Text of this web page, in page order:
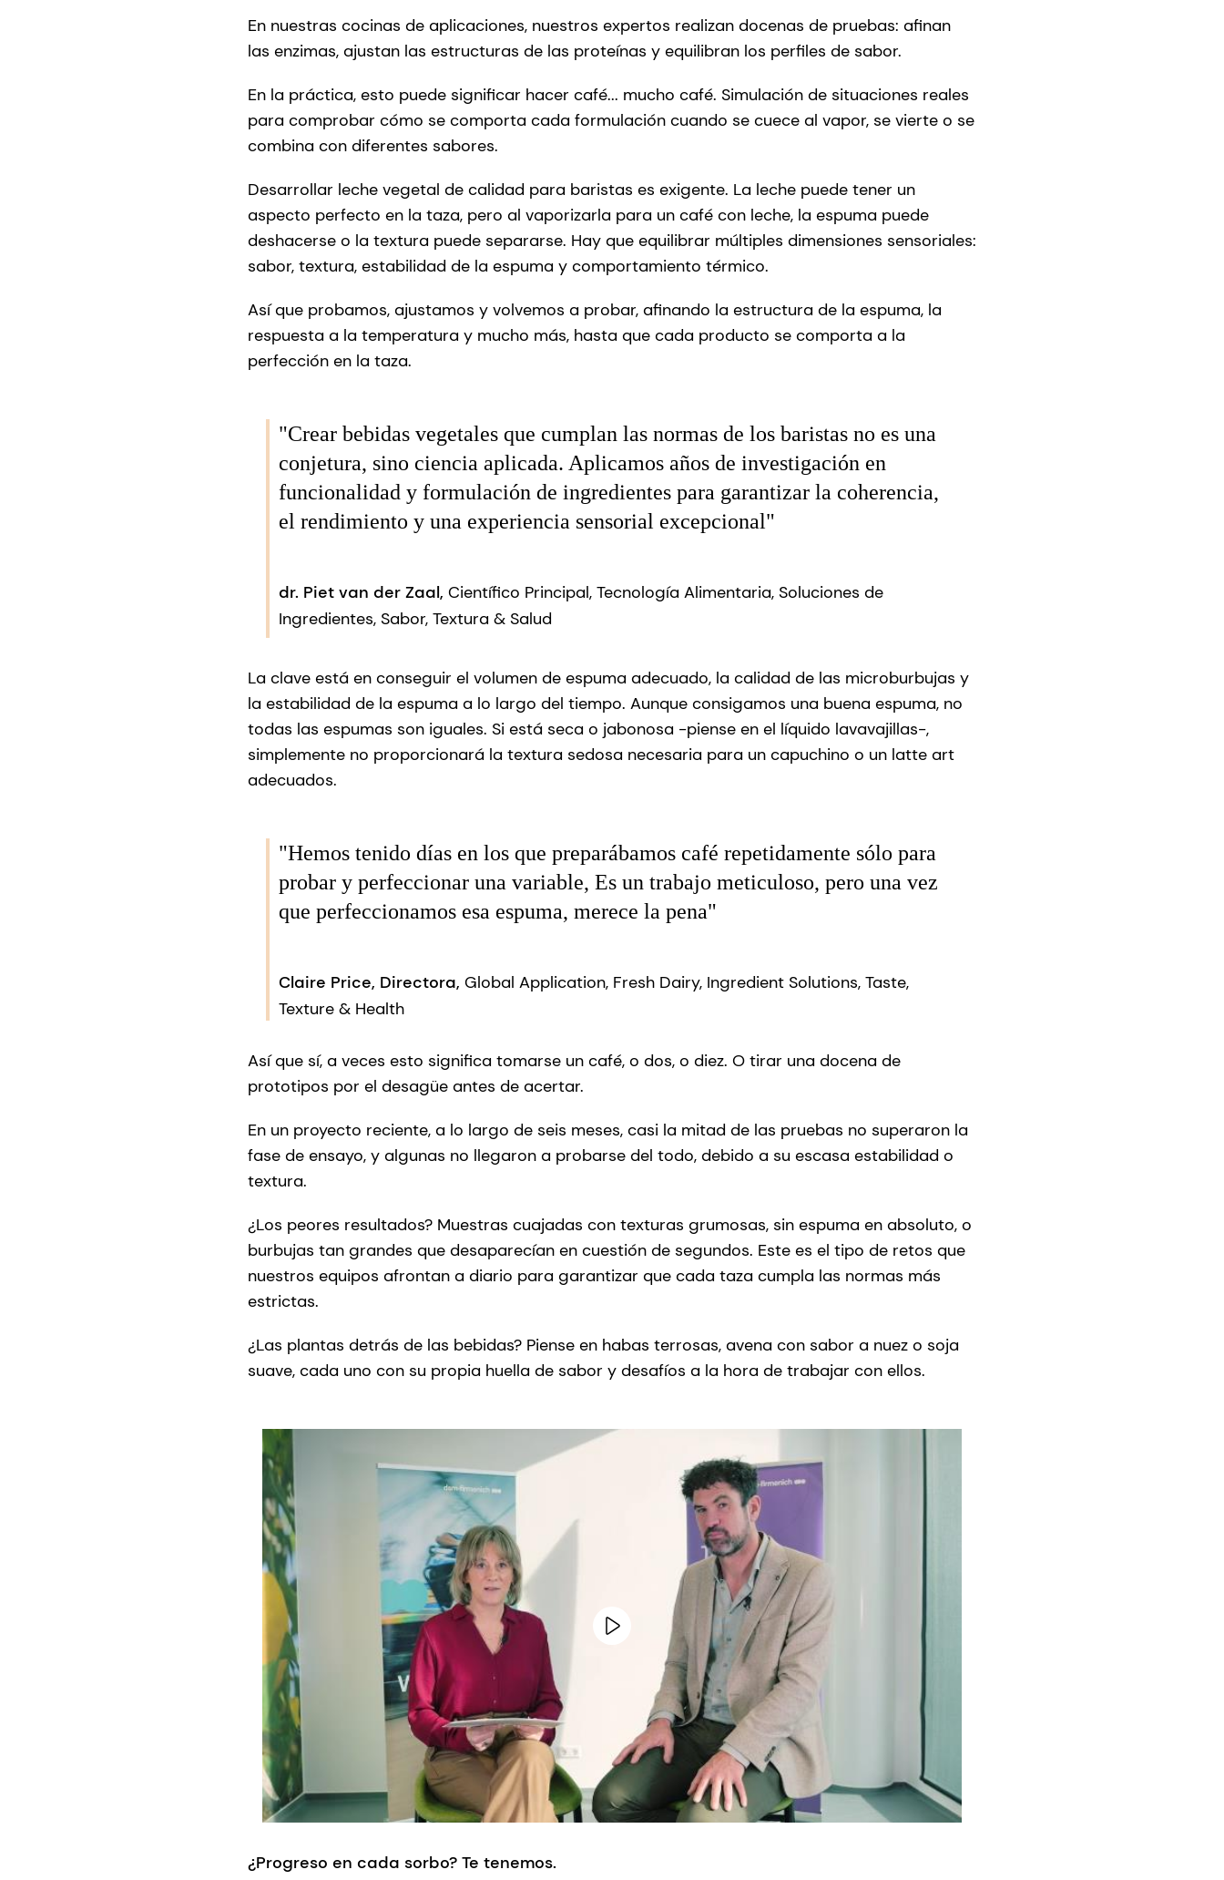
En nuestras cocinas de aplicaciones, nuestros expertos realizan docenas de pruebas: afinan
las enzimas, ajustan las estructuras de las proteínas y equilibran los perfiles de sabor.
En la práctica, esto puede significar hacer café... mucho café. Simulación de situaciones reales
para comprobar cómo se comporta cada formulación cuando se cuece al vapor, se vierte o se
combina con diferentes sabores.
Desarrollar leche vegetal de calidad para baristas es exigente. La leche puede tener un
aspecto perfecto en la taza, pero al vaporizarla para un café con leche, la espuma puede
deshacerse o la textura puede separarse. Hay que equilibrar múltiples dimensiones sensoriales:
sabor, textura, estabilidad de la espuma y comportamiento térmico.
Así que probamos, ajustamos y volvemos a probar, afinando la estructura de la espuma, la
respuesta a la temperatura y mucho más, hasta que cada producto se comporta a la
perfección en la taza.
"Crear bebidas vegetales que cumplan las normas de los baristas no es una
conjetura, sino ciencia aplicada. Aplicamos años de investigación en
funcionalidad y formulación de ingredientes para garantizar la coherencia,
el rendimiento y una experiencia sensorial excepcional"
dr. Piet van der Zaal, Científico Principal, Tecnología Alimentaria, Soluciones de
Ingredientes, Sabor, Textura & Salud
La clave está en conseguir el volumen de espuma adecuado, la calidad de las microburbujas y
la estabilidad de la espuma a lo largo del tiempo. Aunque consigamos una buena espuma, no
todas las espumas son iguales. Si está seca o jabonosa -piense en el líquido lavavajillas-,
simplemente no proporcionará la textura sedosa necesaria para un capuchino o un latte art
adecuados.
"Hemos tenido días en los que preparábamos café repetidamente sólo para
probar y perfeccionar una variable, Es un trabajo meticuloso, pero una vez
que perfeccionamos esa espuma, merece la pena"
Claire Price, Directora, Global Application, Fresh Dairy, Ingredient Solutions, Taste,
Texture & Health
Así que sí, a veces esto significa tomarse un café, o dos, o diez. O tirar una docena de
prototipos por el desagüe antes de acertar.
En un proyecto reciente, a lo largo de seis meses, casi la mitad de las pruebas no superaron la
fase de ensayo, y algunas no llegaron a probarse del todo, debido a su escasa estabilidad o
textura.
¿Los peores resultados? Muestras cuajadas con texturas grumosas, sin espuma en absoluto, o
burbujas tan grandes que desaparecían en cuestión de segundos. Este es el tipo de retos que
nuestros equipos afrontan a diario para garantizar que cada taza cumpla las normas más
estrictas.
¿Las plantas detrás de las bebidas? Piense en habas terrosas, avena con sabor a nuez o soja
suave, cada uno con su propia huella de sabor y desafíos a la hora de trabajar con ellos.
¿Progreso en cada sorbo? Te tenemos.